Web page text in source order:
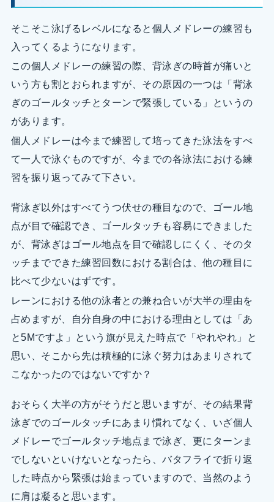
そこそこ泳げるレベルになると個人メドレーの練習も
入ってくるようになります。
この個人メドレーの練習の際、背泳ぎの時首が痛いと
いう方も割とおられますが、その原因の一つは「背泳
ぎのゴールタッチとターンで緊張している」というの
があります。
個人メドレーは今まで練習して培ってきた泳法をすべ
て一人で泳ぐものですが、今までの各泳法における練
習を振り返ってみて下さい。
背泳ぎ以外はすべてうつ伏せの種目なので、ゴール地
点が目で確認でき、ゴールタッチも容易にできました
が、背泳ぎはゴール地点を目で確認しにくく、そのタ
ッチまでできた練習回数における割合は、他の種目に
比べて少ないはずです。
レーンにおける他の泳者との兼ね合いが大半の理由を
占めますが、自分自身の中における理由としては「あ
と5Mですよ」という旗が見えた時点で「やれやれ」と
思い、そこから先は積極的に泳ぐ努力はあまりされて
こなかったのではないですか？
おそらく大半の方がそうだと思いますが、その結果背
泳ぎでのゴールタッチにあまり慣れてなく、いざ個人
メドレーでゴールタッチ地点まで泳ぎ、更にターンま
でしないといけないとなったら、バタフライで折り返
した時点から緊張は始まっていますので、当然のよう
に肩は凝ると思います。